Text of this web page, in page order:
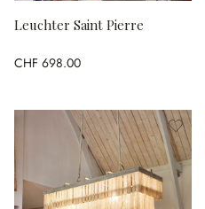
Leuchter Saint Pierre
CHF 698.00